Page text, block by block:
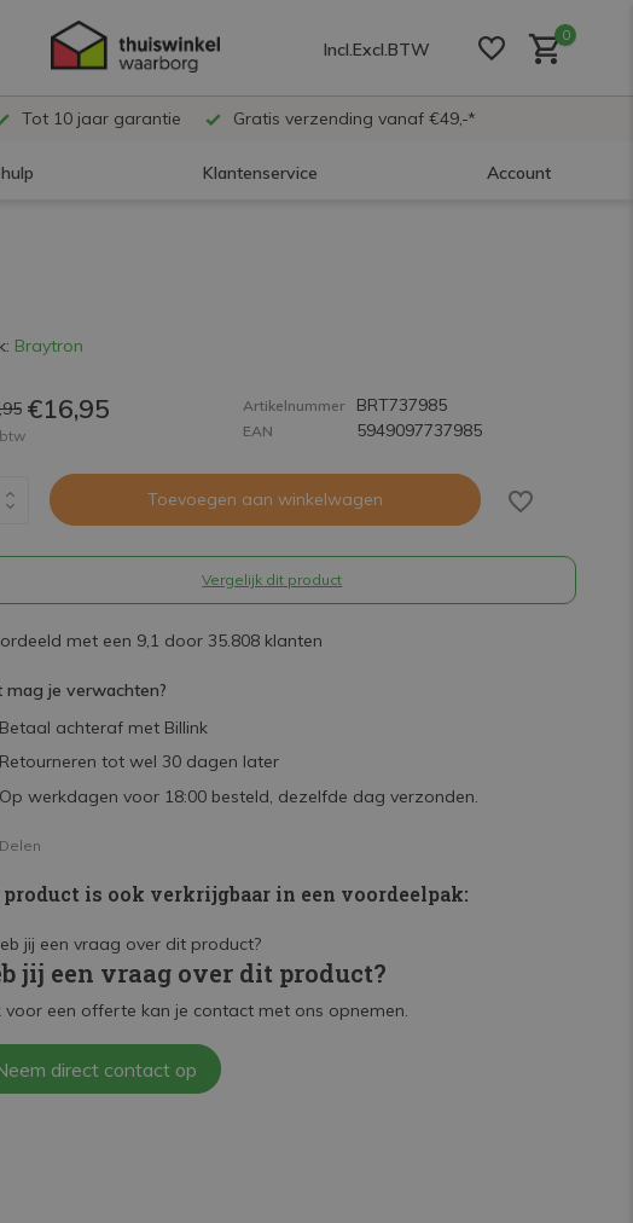
Incl.Excl.BTW
0
Tot 10 jaar garantie Gratis verzending vanaf €49,-*
Klantenservice Account
Braytron
€16,95 Artikelnummer BRT737985
EAN 5949097737985
Toevoegen aan winkelwagen
Vergelijk dit product
met een 9,1 door 35.808 klanten
mag je verwachten?
Betaal achteraf met Billink
Retourneren tot wel 30 dagen later
Op werkdagen voor 18:00 besteld, dezelfde dag verzonden.
Delen
is ook verkrijgbaar in een voordeelpak:
jij een vraag over dit product?
voor een offerte kan je contact met ons opnemen.
direct contact op